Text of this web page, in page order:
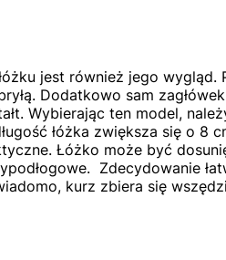
jest również jego wygląd.
Dodatkowo sam
Wybierając ten model,
łóżka zwiększa się o 8
Łóżko może być
Zdecydowanie
kurz zbiera się